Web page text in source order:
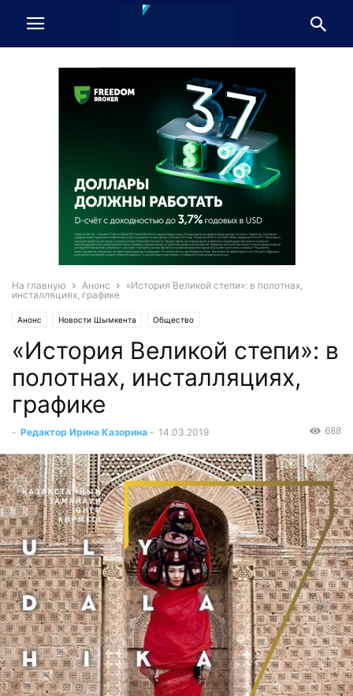
На главную Анонс
«История Великой степи»: в полотнах,
инсталляциях, графике
Анонс Новости Шымкента Общество
«История Великой степи»: в
полотнах, инсталляциях,
графике
- Редактор Ирина Казорина - 14.03.2019 688